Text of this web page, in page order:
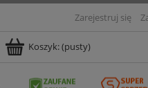
Zarejestruj się
Koszyk:(pusty)